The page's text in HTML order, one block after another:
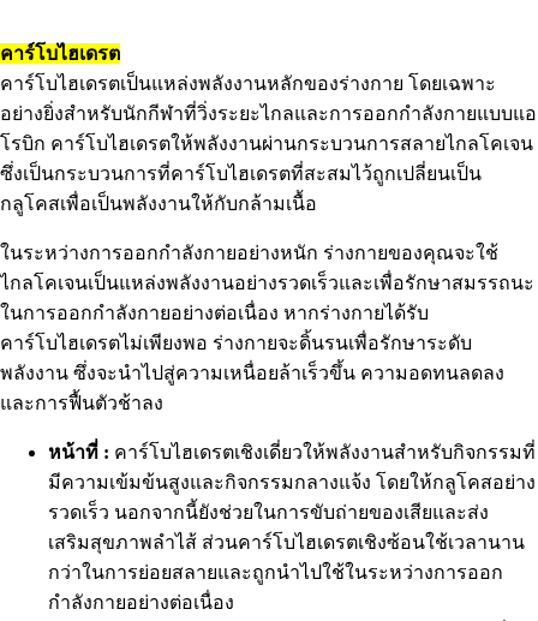
คาร์โบไฮเดรต
คาร์โบไฮเดรตเป็นแหล่งพลังงานหลักของร่างกาย โดยเฉพาะ
อย่างยิ่งสำหรับนักกีฬาที่วิ่งระยะไกลและการออกกำลังกายแบบแอ
โรบิก คาร์โบไฮเดรตให้พลังงานผ่านกระบวนการสลายไกลโคเจน
ซึ่งเป็นกระบวนการที่คาร์โบไฮเดรตที่สะสมไว้ถูกเปลี่ยนเป็น
กลูโคสเพื่อเป็นพลังงานให้กับกล้ามเนื้อ
ในระหว่างการออกกำลังกายอย่างหนัก ร่างกายของคุณจะใช้
ไกลโคเจนเป็นแหล่งพลังงานอย่างรวดเร็วและเพื่อรักษาสมรรถนะ
ในการออกกำลังกายอย่างต่อเนื่อง หากร่างกายได้รับ
คาร์โบไฮเดรตไม่เพียงพอ ร่างกายจะดิ้นรนเพื่อรักษาระดับ
พลังงาน ซึ่งจะนำไปสู่ความเหนื่อยล้าเร็วขึ้น ความอดทนลดลง
และการฟื้นตัวช้าลง
หน้าที่ : คาร์โบไฮเดรตเชิงเดี่ยวให้พลังงานสำหรับกิจกรรมที่
มีความเข้มข้นสูงและกิจกรรมกลางแจ้ง โดยให้กลูโคสอย่าง
รวดเร็ว นอกจากนี้ยังช่วยในการขับถ่ายของเสียและส่ง
เสริมสุขภาพลำไส้ ส่วนคาร์โบไฮเดรตเชิงซ้อนใช้เวลานาน
กว่าในการย่อยสลายและถูกนำไปใช้ในระหว่างการออก
กำลังกายอย่างต่อเนื่อง